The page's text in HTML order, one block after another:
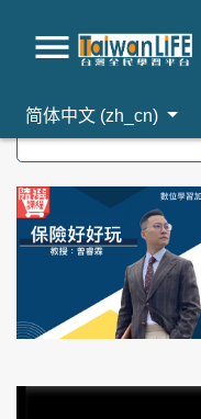
简体中文 ‎(zh_cn)‎